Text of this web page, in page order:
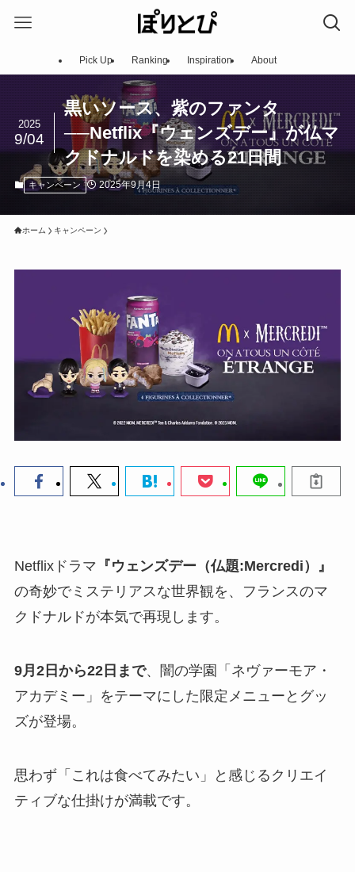
Pick Up Ranking Inspiration About
黒いソース、紫のファンタ
──Netflix『ウェンズデー』が仏マ
クドナルドを染める21日間
2025
9/04
キャンペーン 2025年9月4日
ホーム キャンペーン
Netflixドラマ 『ウェンズデー（仏題:Mercredi）』
の奇妙でミステリアスな世界観を、フランスのマ
クドナルドが本気で再現します。
9月2日から22日まで、闇の学園「ネヴァーモア・
アカデミー」をテーマにした限定メニューとグッ
ズが登場。
思わず「これは食べてみたい」と感じるクリエイ
ティブな仕掛けが満載です。